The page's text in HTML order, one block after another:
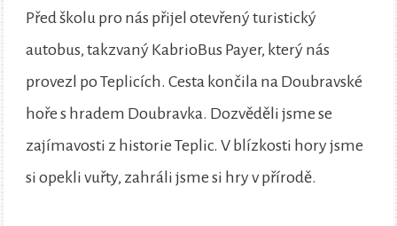
Před školu pro nás přijel otevřený turistický
autobus, takzvaný KabrioBus Payer, který nás
provezl po Teplicích. Cesta končila na Doubravské
hoře s hradem Doubravka. Dozvěděli jsme se
zajímavosti z historie Teplic. V blízkosti hory jsme
si opekli vuřty, zahráli jsme si hry v přírodě.